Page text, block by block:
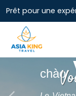
Prêt pour une
chào